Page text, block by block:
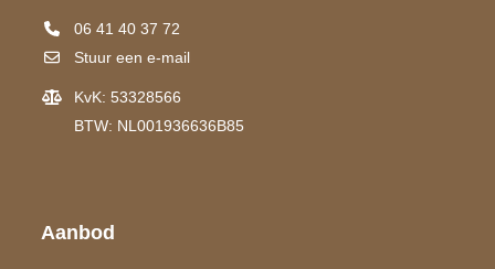
06 41 40 37 72
Stuur een e-mail
KvK: 53328566
BTW: NL001936636B85
Aanbod